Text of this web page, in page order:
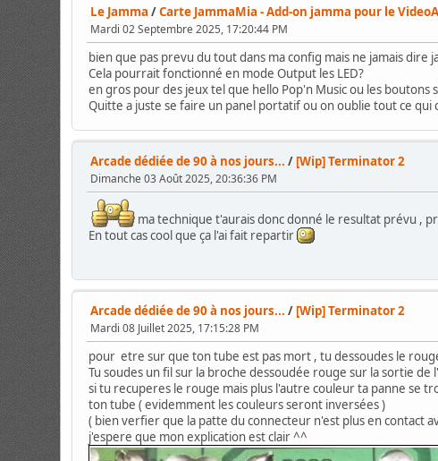
Le Jamma /Carte JammaMia - Add-on jamma pour le
Mardi 02 Septembre 2025, 17:20:44 PM
bien que pas prevu du tout dans ma config mais ne jamais dire
Cela pourrait fonctionné en mode Output les LED?
en gros pour des jeux tel que hello Pop'n Music ou les boutons
Quitte a juste se faire un panel portatif ou on oublie tout ce qui
Arcade dédiée de 90 à nos jours... / [Wip] Terminator 2
Dimanche 03 Août 2025, 20:36:36 PM
ma technique t'aurais donc donné le resultat prévu ,
En tout cas cool que ça l'ai fait repartir
Arcade dédiée de 90 à nos jours... / [Wip] Terminator 2
Mardi 08 Juillet 2025, 17:15:28 PM
pour etre sur que ton tube est pas mort , tu dessoudes le
Tu soudes un fil sur la broche dessoudée rouge sur la sortie
si tu recuperes le rouge mais plus l'autre couleur ta panne se
ton tube ( evidemment les couleurs seront inversées )
( bien verfier que la patte du connecteur n'est plus en contact
j'espere que mon explication est clair ^^